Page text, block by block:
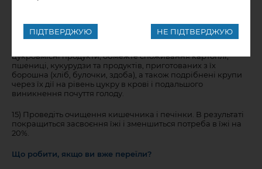
якщо виникло відчуття застрявання їжі в шлунку.
цукровмісні продукти; обмежте споживання картоплі,
пшениці, кукурудзи та продуктів, приготованих з їх
борошна (хліб, булочки, здоба), а також подрібнені крупи
через їх дії на рівень цукру в крові і подальшого
виникнення почуття голоду.
15) Проведіть очищення кишечника і печінки. В результаті
покращиться засвоєння їжі і зменшиться потреба в їжі на
20%.
Що робити, якщо ви вже переїли?
ПІДТВЕРДЖУЮ НЕ ПІДТВЕРДЖУЮ